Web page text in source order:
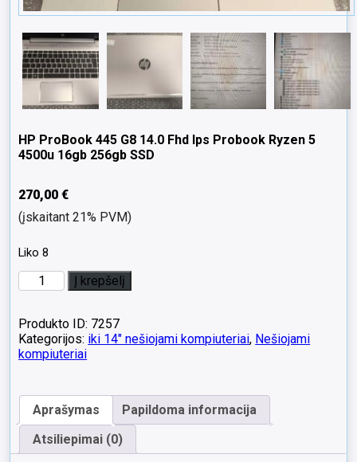
HP ProBook 445 G8 14.0 Fhd Ips Probook Ryzen 5
4500u 16gb 256gb SSD
270,00€
(įskaitant 21% PVM)
Liko 8
produkto
kiekis:
ProBook
445
G8
Ips
Probook
Ryzen
Į krepšelį
Produkto ID: 7257
Kategorijos: iki 14" nešiojami kompiuteriai, Nešiojami
kompiuteriai
Aprašymas
Papildoma informacija
Atsiliepimai (0)